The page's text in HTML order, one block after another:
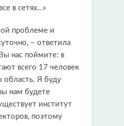
в сетях…»
проблеме и
– ответила
нас поймите: в
всего 17 человек
область. Я буду
нам будете
институт
поэтому